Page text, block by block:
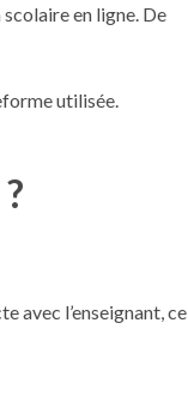
en ligne. De
utilisée.
avec l’enseignant, ce